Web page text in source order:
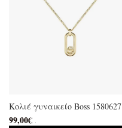
Κολιέ γυναικείο Boss 1580627
99,00€ .